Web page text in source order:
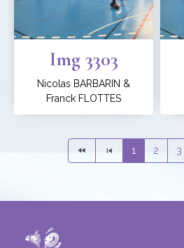
Img 3303
Nicolas BARBARIN &
Franck FLOTTES
1 2 3